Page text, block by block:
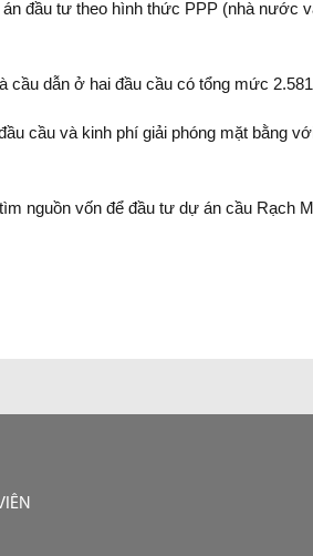
đầu tư theo hình thức PPP (nhà nước
dẫn ở hai đầu cầu có tổng mức
cầu và kinh phí giải phóng mặt bằng
nguồn vốn để đầu tư dự án cầu Rạch